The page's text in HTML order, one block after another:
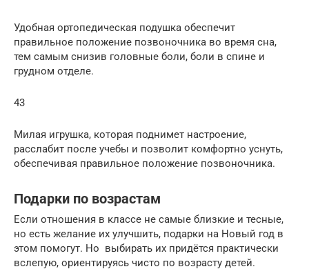
Удобная ортопедическая подушка обеспечит
правильное положение позвоночника во время сна,
тем самым снизив головные боли, боли в спине и
грудном отделе.
43
Милая игрушка, которая поднимет настроение,
расслабит после учебы и позволит комфортно уснуть,
обеспечивая правильное положение позвоночника.
Подарки по возрастам
Если отношения в классе не самые близкие и тесные,
но есть желание их улучшить, подарки на Новый год в
этом помогут. Но выбирать их придётся практически
вслепую, ориентируясь чисто по возрасту детей.